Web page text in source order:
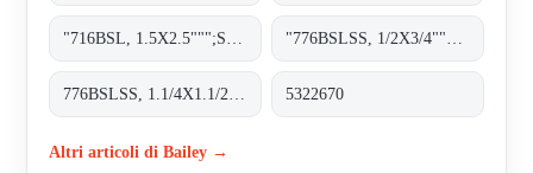
5322670
Altri articoli di Bailey →